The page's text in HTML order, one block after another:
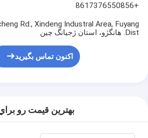
+8617376550856
Rd., Xindeng Industral Area, Fuyang
Dist. هانگژو، استان ژجیانگ چین
اکنون تماس بگیرید
بهترين قيمت رو